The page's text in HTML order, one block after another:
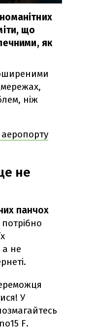
що
як
ніж
не
панчох
а не
У
F.